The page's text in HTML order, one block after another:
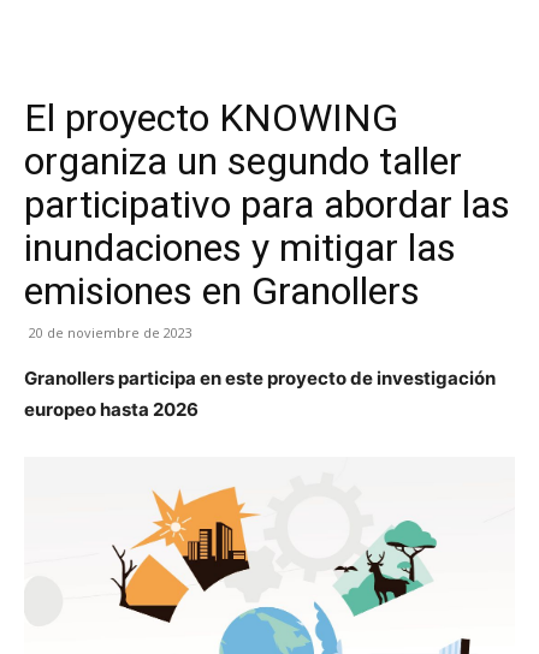
El proyecto KNOWING
organiza un segundo taller
participativo para abordar las
inundaciones y mitigar las
emisiones en Granollers
20 de noviembre de 2023
Granollers participa en este proyecto de investigación
europeo hasta 2026